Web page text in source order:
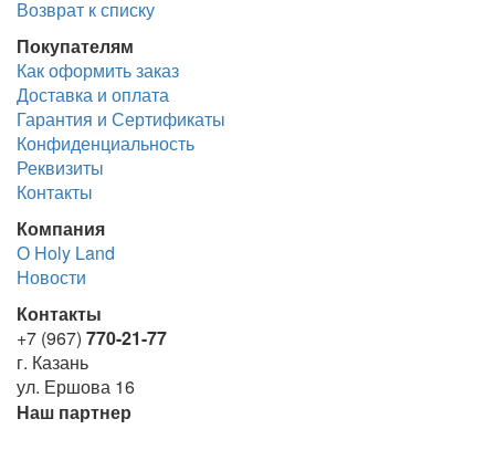
Возврат к списку
Покупателям
Как оформить заказ
Доставка и оплата
Гарантия и Сертификаты
Конфиденциальность
Реквизиты
Контакты
Компания
О Holy Land
Новости
Контакты
+7 (967) 770-21-77
г. Казань
ул. Ершова 16
Наш партнер